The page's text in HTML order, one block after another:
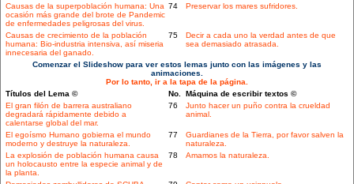
Causas de la superpoblación humana: Una
ocasión más grande del brote de Pandemic
de enfermedades peligrosas del virus.
74 Preservar los mares sufridores.
Causas de crecimiento de la población
humana: Bio-industria intensiva, así miseria
innecesaria del ganado.
75
Decir a cada uno la verdad antes de que
sea demasiado atrasada.
Comenzar el Slideshow para ver estos lemas junto con las imágenes y las
animaciones.
Por lo tanto, ir a la tapa de la página.
Títulos del Lema ©
No. Máquina de escribir textos ©
El gran filón de barrera australiano
degradará rápidamente debido a
calentarse global del mar.
76
Junto hacer un puño contra la crueldad
animal.
El egoísmo Humano gobierna el mundo
moderno y destruye la naturaleza.
77
Guardianes de la Tierra, por favor salven la
naturaleza.
La explosión de población humana causa
un holocausto entre la especie animal y de
la planta.
78 Amamos la naturaleza.